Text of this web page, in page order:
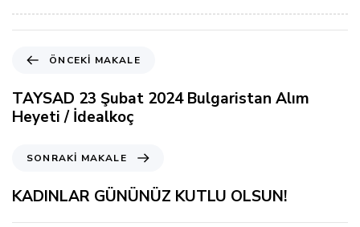
c
e
k
k
a
ÖNCEKI MAKALE
TAYSAD 23 Şubat 2024 Bulgaristan Alım
Heyeti / İdealkoç
n
r
SONRAKI MAKALE
KADINLAR GÜNÜNÜZ KUTLU OLSUN!